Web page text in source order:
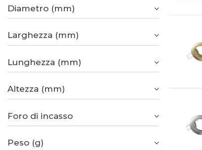
Diametro (mm)
Larghezza (mm)
Lunghezza (mm)
Altezza (mm)
Foro di incasso
Peso (g)